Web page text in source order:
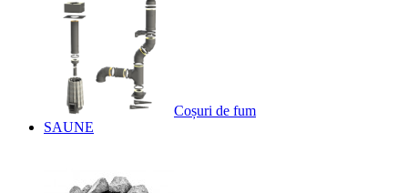
Coșuri de fum
SAUNE